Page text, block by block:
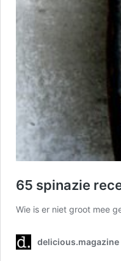
65 spinazie
Wie is er niet groot mee
delicious.magazine